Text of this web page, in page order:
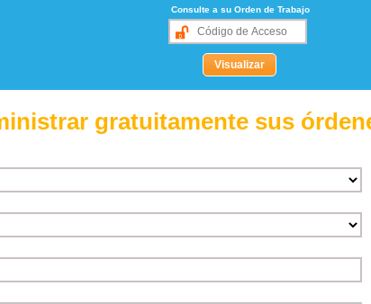
Consulte a su Orden de Trabajo
gratuitamente sus